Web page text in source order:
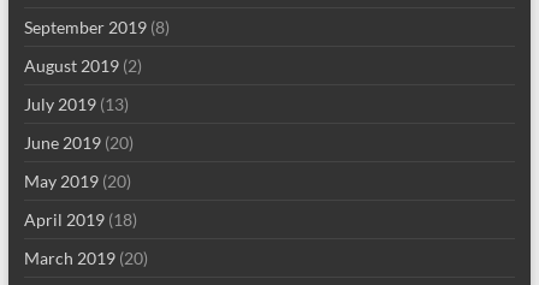
September 2019(8)
August 2019(2)
July 2019(13)
June 2019(20)
May 2019(20)
April 2019(18)
March 2019(20)